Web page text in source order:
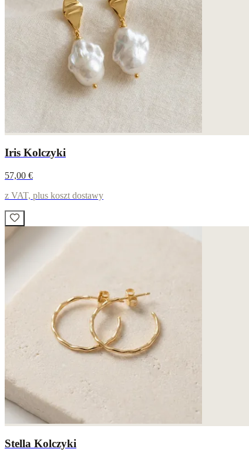
Iris Kolczyki
57,00 €
z VAT, plus koszt dostawy
Stella Kolczyki